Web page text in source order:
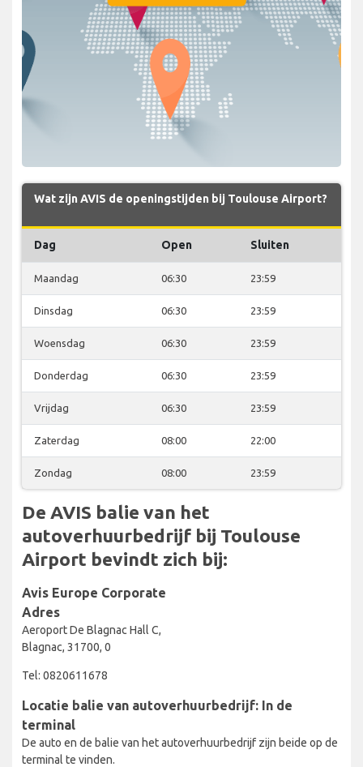
Wat zijn AVIS de openingstijden bij Toulouse Airport?
Dag Open Sluiten
Maandag 06:30 23:59
Dinsdag 06:30 23:59
Woensdag 06:30 23:59
Donderdag 06:30 23:59
Vrijdag 06:30 23:59
Zaterdag 08:00 22:00
Zondag 08:00 23:59
De AVIS balie van het
autoverhuurbedrijf bij Toulouse
Airport bevindt zich bij:
Avis Europe Corporate
Adres
Aeroport De Blagnac Hall C,
Blagnac, 31700, 0
Tel: 0820611678
Locatie balie van autoverhuurbedrijf: In de
terminal
De auto en de balie van het autoverhuurbedrijf zijn beide op de
terminal te vinden.